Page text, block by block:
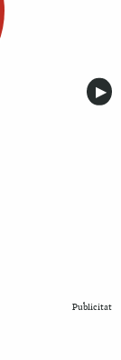
▶︎
Publicitat